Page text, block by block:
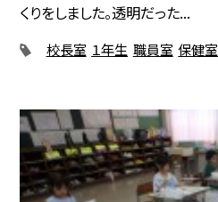
くりをしました。透明だった...
校長室 １年生 職員室 保健室